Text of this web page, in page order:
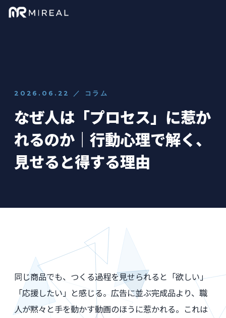
2026.06.22 ／ コラム
なぜ人は「プロセス」に惹か
れるのか｜行動心理で解く、
見せると得する理由
同じ商品でも、つくる過程を見せられると「欲しい」
「応援したい」と感じる。広告に並ぶ完成品より、職
人が黙々と手を動かす動画のほうに惹かれる。これは